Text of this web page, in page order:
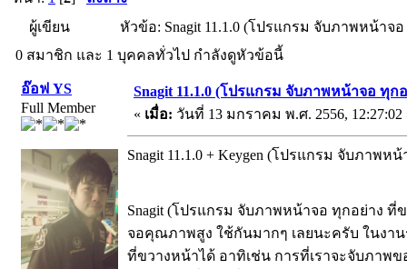
ผู้เขียน
หัวข้อ: Snagit 11.1.0 (โปรแกรม จับภาพหน้าจ
0 สมาชิก และ 1 บุคคลทั่วไป กำลังดูหัวข้อนี้
อ๊อฟ YS
Full Member
Snagit 11.1.0 (โปรแกรม จับภาพหน้าจอ ทุ
« เมื่อ: วันที่ 13 มกราคม พ.ศ. 2556, 12:27:02
Snagit 11.1.0 + Keygen (โปรแกรม จับภาพ
Snagit (โปรแกรม จับภาพหน้าจอ ทุกอย่าง
จอคุณภาพสูง ใช้กันมากๆ เลยนะครับ ในงา
ที่ขวางหน้าได้ อาทิเช่น การที่เราจะจับภาพข